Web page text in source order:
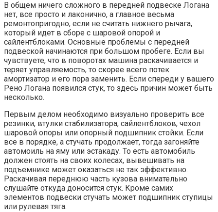
В общем ничего сложного в передней подвеске Логана
нет, все просто и лаконично, а главное весьма
ремонтопригодно, если не считать нижнего рычага,
который идет в сборе с шаровой опорой и
сайлентблоками. Основные проблемы с передней
подвеской начинаются при большом пробеге. Если вы
чувствуете, что в поворотах машина раскачивается и
теряет управляемость, то скорее всего потек
амортизатор и его пора заменить. Если спереди у вашего
Рено Логана появился стук, то здесь причин может быть
несколько.
Первым делом необходимо визуально проверить все
резинки, втулки стабилизатора, сайлентблоков, чехол
шаровой опоры или опорный подшипник стойки. Если
все в порядке, а стучать продолжает, тогда загоняйте
автомоиль на яму или эстакаду. То есть автомобиль
должен стоять на своих колесах, вывешивать на
подъемнике может оказаться не так эффективно.
Раскачивая переднюю часть кузова внимательно
слушайте откуда доносится стук. Кроме самих
элементов подвески стучать может подшипник ступицы
или рулевая тяга.